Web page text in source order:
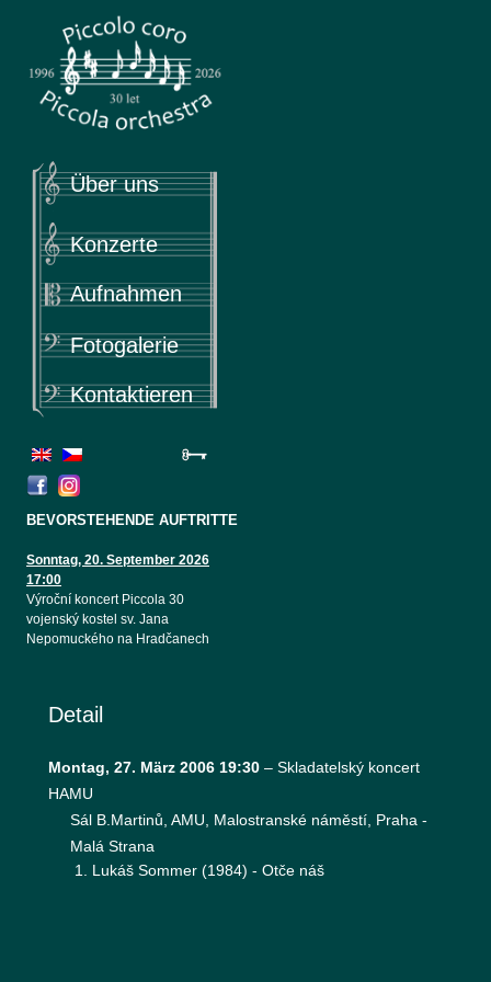
Piccola
Piccolo coro & Piccola orchestra
Über uns
Konzerte
Aufnahmen
Fotogalerie
Kontaktieren
BEVORSTEHENDE AUFTRITTE
Sonntag, 20. September 2026
17:00
Výroční koncert Piccola 30
vojenský kostel sv. Jana
Nepomuckého na Hradčanech
Detail
Montag, 27. März 2006 19:30 – Skladatelský koncert
HAMU
Sál B.Martinů, AMU, Malostranské náměstí, Praha -
Malá Strana
Lukáš Sommer (1984) - Otče náš